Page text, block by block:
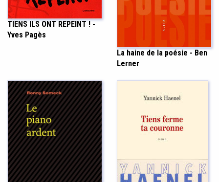
TIENS ILS ONT REPEINT ! -
Yves Pagès
La haine de la poésie - Ben
Lerner